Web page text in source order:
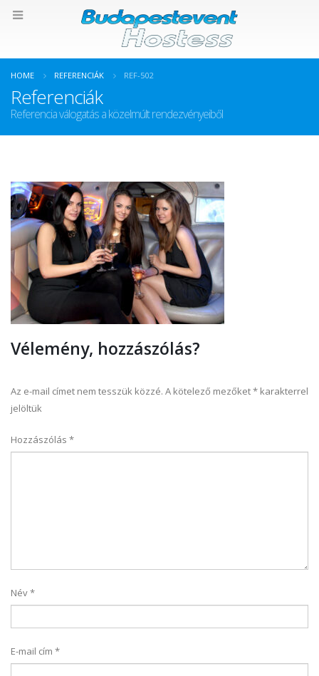
HOME REFERENCIÁK REF-502
Referenciák
Referencia válogatás a közelmúlt rendezvényeiből
Vélemény, hozzászólás?
Az e-mail címet nem tesszük közzé. A kötelező mezőket* karakterrel
jelöltük
Hozzászólás *
Név*
E-mail cím *